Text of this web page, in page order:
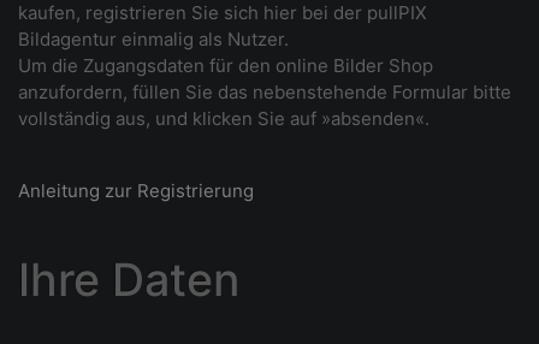
kaufen, registrieren Sie sich hier bei der pullPIX
Bildagentur einmalig als Nutzer.
Um die Zugangsdaten für den online Bilder Shop
anzufordern, füllen Sie das nebenstehende Formular bitte
vollständig aus, und klicken Sie auf »absenden«.
Anleitung zur Registrierung
Ihre Daten